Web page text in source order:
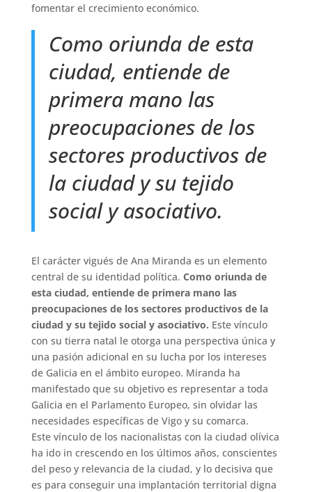
fomentar el crecimiento económico.
Como oriunda de esta
ciudad, entiende de
primera mano las
preocupaciones de los
sectores productivos de
la ciudad y su tejido
social y asociativo.
El carácter vigués de Ana Miranda es un elemento
central de su identidad política. Como oriunda de
esta ciudad, entiende de primera mano las
preocupaciones de los sectores productivos de la
ciudad y su tejido social y asociativo. Este vínculo
con su tierra natal le otorga una perspectiva única y
una pasión adicional en su lucha por los intereses
de Galicia en el ámbito europeo. Miranda ha
manifestado que su objetivo es representar a toda
Galicia en el Parlamento Europeo, sin olvidarlas
necesidades específicas de Vigo y su comarca.
Este vínculo de los nacionalistas con la ciudad olívica
ha ido in crescendo en los últimos años, conscientes
del peso y relevancia de la ciudad, y lo decisiva que
es para conseguir una implantación territorial digna